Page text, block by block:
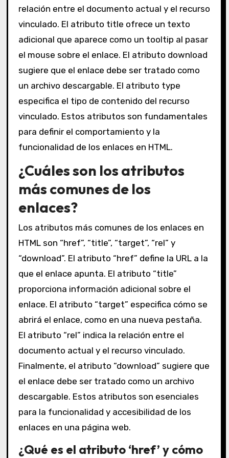
relación entre el documento actual y el recurso
vinculado. El atributo title ofrece un texto
adicional que aparece como un tooltip al pasar
el mouse sobre el enlace. El atributo download
sugiere que el enlace debe ser tratado como
un archivo descargable. El atributo type
especifica el tipo de contenido del recurso
vinculado. Estos atributos son fundamentales
para definir el comportamiento y la
funcionalidad de los enlaces en HTML.
¿Cuáles son los atributos
más comunes de los
enlaces?
Los atributos más comunes de los enlaces en
HTML son “href”, “title”, “target”, “rel” y
“download”. El atributo “href” define la URL a la
que el enlace apunta. El atributo “title”
proporciona información adicional sobre el
enlace. El atributo “target” especifica cómo se
abrirá el enlace, como en una nueva pestaña.
El atributo “rel” indica la relación entre el
documento actual y el recurso vinculado.
Finalmente, el atributo “download” sugiere que
el enlace debe ser tratado como un archivo
descargable. Estos atributos son esenciales
para la funcionalidad y accesibilidad de los
enlaces en una página web.
¿Qué es el atributo ‘href’ y cómo